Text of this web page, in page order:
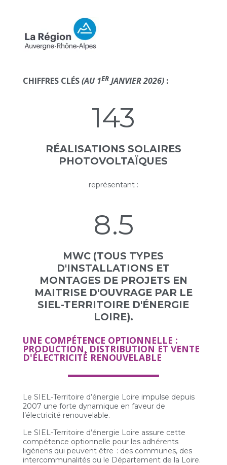
CHIFFRES CLÉS(AU 1ERJANVIER 2026) :
143
RÉALISATIONS SOLAIRES
PHOTOVOLTAÏQUES
représentant :
8.5
MWC (TOUS TYPES
D'INSTALLATIONS ET
MONTAGES DE PROJETS EN
MAITRISE D'OUVRAGE PAR LE
SIEL-TERRITOIRE D'ÉNERGIE
LOIRE).
UNE COMPÉTENCE OPTIONNELLE :
PRODUCTION, DISTRIBUTION ET VENTE
D'ÉLECTRICITÉ RENOUVELABLE
Le SIEL-Territoire d’énergie Loire impulse depuis
2007 une forte dynamique en faveur de
l’électricité renouvelable.
Le SIEL-Territoire d’énergie Loire assure cette
compétence optionnelle pour les adhérents
ligériens qui peuvent être : des communes, des
intercommunalités ou le Département de la Loire.